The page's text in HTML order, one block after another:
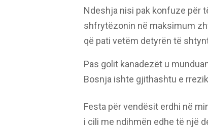
Ndeshja nisi pak konfuze për
shfrytëzonin në maksimum
që pati vetëm detyrën të
Pas golit kanadezët u
Bosnja ishte gjithashtu e
Festa për vendësit erdhi në
i cili me ndihmën edhe të një